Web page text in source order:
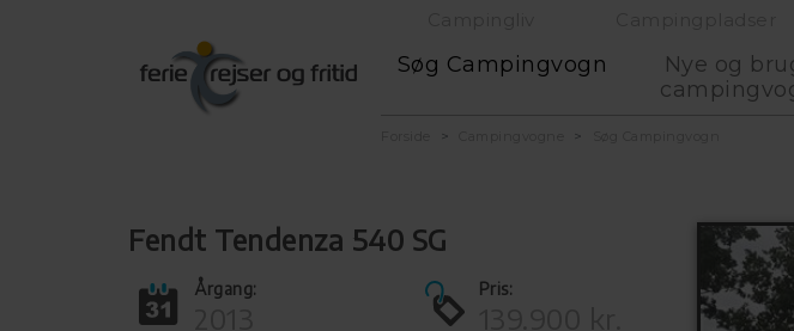
Søg Campingvogn
Nye og
Fendt Tendenza 540 SG
Årgang: Pris: